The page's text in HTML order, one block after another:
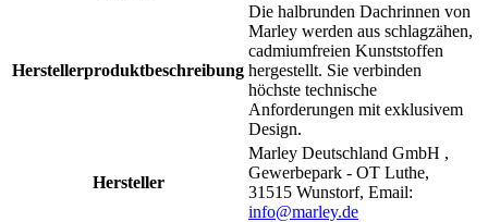
Herstellerproduktbeschreibung
Die halbrunden Dachrinnen von
Marley werden aus schlagzähen,
cadmiumfreien Kunststoffen
hergestellt. Sie verbinden
höchste technische
Anforderungen mit exklusivem
Design.
Hersteller
Marley Deutschland GmbH ,
Gewerbepark - OT Luthe,
31515 Wunstorf, Email:
info@marley.de